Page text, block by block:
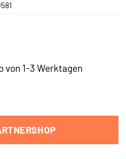
1-3 Werktagen